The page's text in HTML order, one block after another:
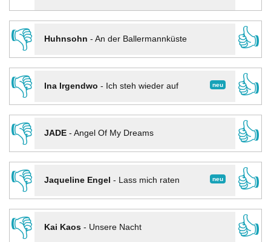
👎
Huhnsohn - An der Ballermannküste
👍
👎
neu
Ina Irgendwo - Ich steh wieder auf
👍
👎
JADE- Angel Of My Dreams
👍
👎
neu
Jaqueline Engel - Lass mich raten
👍
👎
Kai Kaos- Unsere Nacht
👍